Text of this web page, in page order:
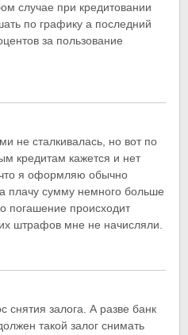
случае при кредитовании
по графику а последний
за пользование
не сталкивалась, но вот по
кредитам кажется и нет
что я оформляю обычно
плачу сумму немного больше
погашение происходит
штрафов мне не начисляли.
снятия залога. А разве банк
такой залог снимать